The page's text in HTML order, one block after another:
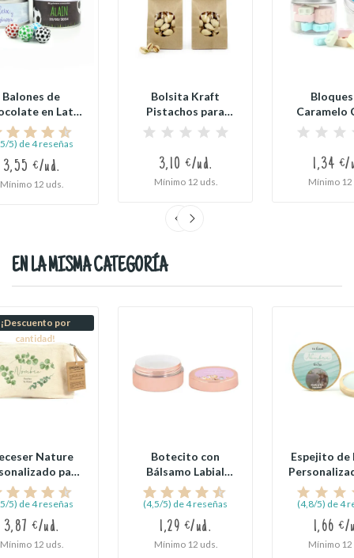
Balones de
en Lata
para...
5) de 4 reseñas
3,55 €/ud.
Mínimo 12 uds.
Bolsita Kraft
Pistachos para
Comunión
3,10 €/ud.
Mínimo 12 uds.
Caramelo
Blox en
1,34 €/
Mínimo 12
EN LA MISMA CATEGORÍA
¡Descuento por
cantidad!
Nature
para
Comunión
5) de 4 reseñas
3,87 €/ud.
Mínimo 12 uds.
Botecito con
Bálsamo Labial
para Detalle de...
(4,5/5) de 4 reseñas
1,29 €/ud.
Mínimo 12 uds.
Espejito de
(4,8/5) de 4
1,66 €/
Mínimo 12